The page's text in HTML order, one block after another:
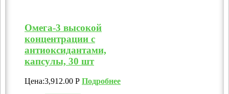
Омега-3 высокой
концентрации с
антиоксидантами,
капсулы, 30 шт
Цена:3,912.00 Р Подробнее